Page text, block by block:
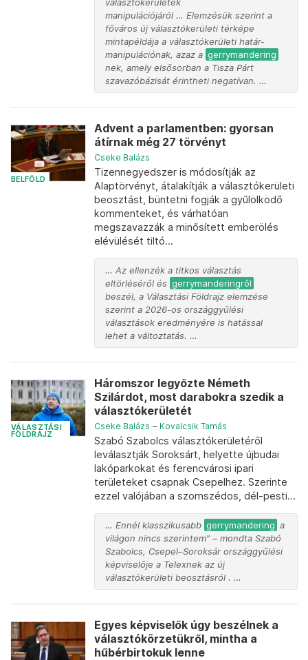
manipulációjáról … Elemzésük szerint a
főváros új választókerületi térképe
mintapéldája a választókerületi határ-
manipulációnak, azaz a gerrymandering
nek, amely elsősorban a Tisza Párt
szavazóbázisát érintheti negatívan. …
BELFÖLD
Advent a parlamentben: gyorsan
átírnak még 27 törvényt
Cseke Balázs
Tizennegyedszer is módosítják az
Alaptörvényt, átalakítják a választókerületi
beosztást, büntetni fogják a gyűlölködő
kommenteket, és várhatóan
megszavazzák a minősített emberölés
elévülését tiltó...
… Az ellenzék a titkos választás
eltörléséről és gerrymanderingről
beszél, a Választási Földrajz elemzése
szerint a 2026-os országgyűlési
választások eredményére is hatással
lehet a változtatás. …
VÁLASZTÁSI
FÖLDRAJZ
Háromszor legyőzte Németh
Szilárdot, most darabokra szedik a
választókerületét
Cseke Balázs – Kovalcsik Tamás
Szabó Szabolcs választókerületéről
leválasztják Soroksárt, helyette újbudai
lakóparkokat és ferencvárosi ipari
területeket csapnak Csepelhez. Szerinte
ezzel valójában a szomszédos, dél-pesti...
… Ennél klasszikusabb gerrymandering a
világon nincs szerintem” – mondta Szabó
Szabolcs, Csepel–Soroksár országgyűlési
képviselője a Telexnek az új
választókerületi beosztásról . …
Egyes képviselők úgy beszélnek a
választókörzetükről, mintha a
hűbérbirtokuk lenne